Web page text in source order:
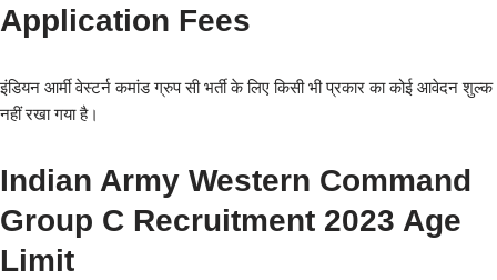
Application Fees
इंडियन आर्मी वेस्टर्न कमांड ग्रुप सी भर्ती के लिए किसी भी प्रकार का कोई आवेदन शुल्क
नहीं रखा गया है।
Indian Army Western Command
Group C Recruitment 2023 Age
Limit